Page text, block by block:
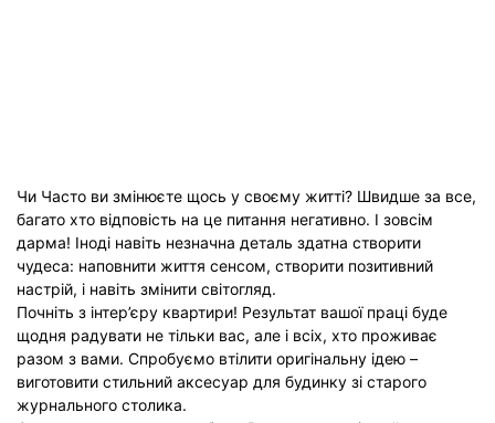
Чи Часто ви змінюєте щось у своєму житті? Швидше за все,
багато хто відповість на це питання негативно. І зовсім
дарма! Іноді навіть незначна деталь здатна створити
чудеса: наповнити життя сенсом, створити позитивний
настрій, і навіть змінити світогляд.
Почніть з інтер’єру квартири! Результат вашої праці буде
щодня радувати не тільки вас, але і всіх, хто проживає
разом з вами. Спробуємо втілити оригінальну ідею –
виготовити стильний аксесуар для будинку зі старого
журнального столика.